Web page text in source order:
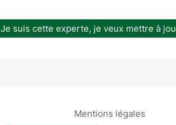
Je suis cette experte, je veux mettre à
Mentions légales